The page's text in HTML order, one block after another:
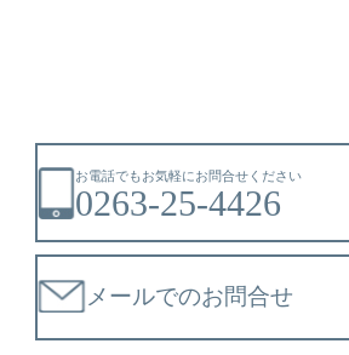
お電話でもお気軽にお問合せください
0263-25-4426
メールでのお問合せ